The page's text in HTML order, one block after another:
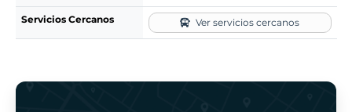
Servicios Cercanos Ver servicios cercanos